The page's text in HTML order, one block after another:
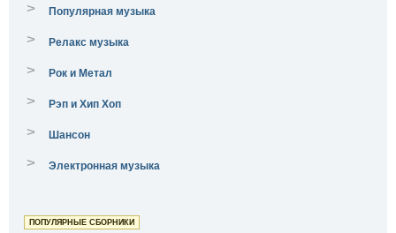
> Популярная музыка
> Релакс музыка
> Рок и Метал
> Рэп и Хип Хоп
> Шансон
> Электронная музыка
ПОПУЛЯРНЫЕ СБОРНИКИ